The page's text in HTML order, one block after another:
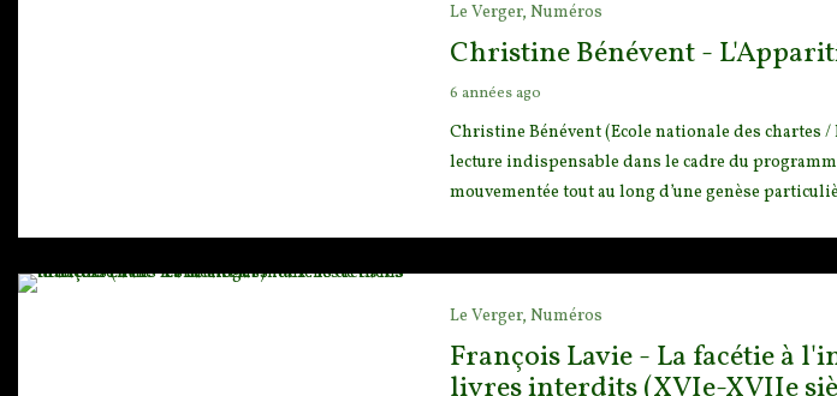
Le Verger, Numéros
Christine Bénévent -
6 années ago
Christine Bénévent (Ecole nationale des chartes
lecture indispensable dans le cadre du
mouvementée tout au long d’une genèse
Le Verger, Numéros
François Lavie - La facétie à